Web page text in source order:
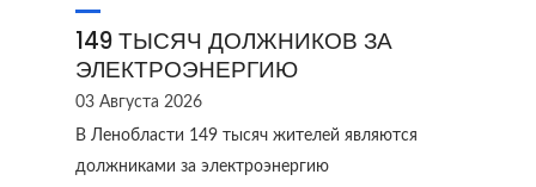
149 ТЫСЯЧ ДОЛЖНИКОВ ЗА
ЭЛЕКТРОЭНЕРГИЮ
03 Августа 2026
В Ленобласти 149 тысяч жителей являются
должниками за электроэнергию